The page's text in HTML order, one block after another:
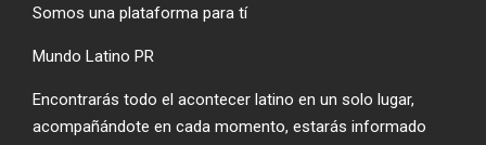
Somos una plataforma para tí
Mundo Latino PR
Encontrarás todo el acontecer latino en un solo lugar,
acompañándote en cada momento, estarás informado